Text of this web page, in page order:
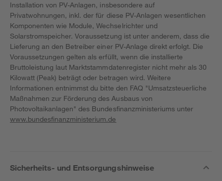
Installation von PV-Anlagen, insbesondere auf
Privatwohnungen, inkl. der für diese PV-Anlagen wesentlichen
Komponenten wie Module, Wechselrichter und
Solarstromspeicher. Voraussetzung ist unter anderem, dass die
Lieferung an den Betreiber einer PV-Anlage direkt erfolgt. Die
Voraussetzungen gelten als erfüllt, wenn die installierte
Bruttoleistung laut Marktstammdatenregister nicht mehr als 30
Kilowatt (Peak) beträgt oder betragen wird. Weitere
Informationen entnimmst du bitte den FAQ "Umsatzsteuerliche
Maßnahmen zur Förderung des Ausbaus von
Photovoltaikanlagen" des Bundesfinanzministeriums unter
www.bundesfinanzministerium.de
Sicherheits- und Entsorgungshinweise